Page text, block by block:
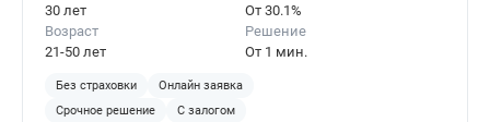
30 лет
От 30.1%
Возраст
21-50 лет
Решение
От 1 мин.
Без страховки
Онлайн заявка
Срочное решение
С залогом